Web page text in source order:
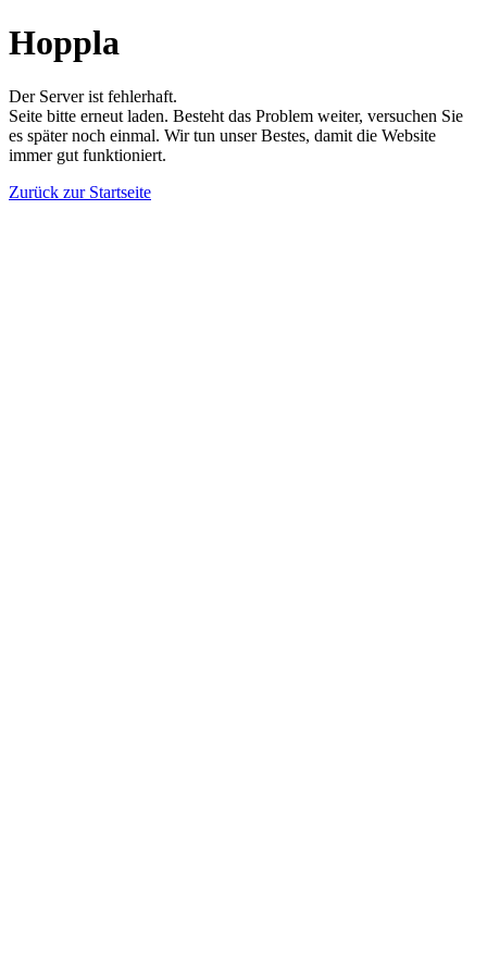
Hoppla
Der Server ist fehlerhaft.
Seite bitte erneut laden. Besteht das Problem weiter, versuchen Sie
es später noch einmal. Wir tun unser Bestes, damit die Website
immer gut funktioniert.
Zurück zur Startseite